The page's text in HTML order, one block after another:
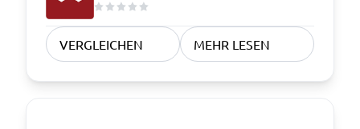
VERGLEICHEN MEHR LESEN